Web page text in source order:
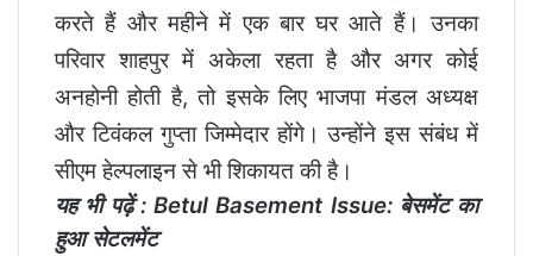
करते हैं और महीने में एक बार घर आते हैं। उनका
परिवार शाहपुर में अकेला रहता है और अगर कोई
अनहोनी होती है, तो इसके लिए भाजपा मंडल अध्यक्ष
और टिवंकल गुप्ता जिम्मेदार होंगे। उन्होंने इस संबंध में
सीएम हेल्पलाइन से भी शिकायत की है।
यह भी पढ़ें : Betul Basement Issue: बेसमेंट का
हुआ सेटलमेंट